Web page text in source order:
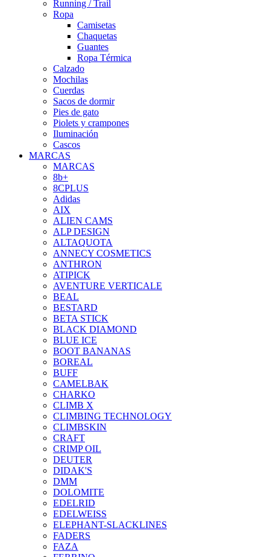
Running / Trail
Ropa
Camisetas
Chaquetas
Guantes
Ropa Térmica
Calzado
Mochilas
Cuerdas
Sacos de dormir
Pies de gato
Piolets y crampones
Iluminación
Cascos
MARCAS
MARCAS
8b+
8CPLUS
Adidas
AIX
ALIEN CAMS
ALP DESIGN
ALTAQUOTA
ANNECY COSMETICS
ANTHRON
ATIPICK
AVENTURE VERTICALE
BEAL
BESTARD
BETA STICK
BLACK DIAMOND
BLUE ICE
BOOT BANANAS
BOREAL
BUFF
CAMELBAK
CHARKO
CLIMB X
CLIMBING TECHNOLOGY
CLIMBSKIN
CRAFT
CRIMP OIL
DEUTER
DIDAK'S
DMM
DOLOMITE
EDELRID
EDELWEISS
ELEPHANT-SLACKLINES
FADERS
FAZA